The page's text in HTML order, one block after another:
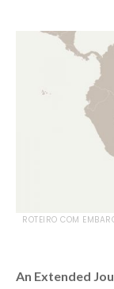
ROTEIRO COM
An Extended